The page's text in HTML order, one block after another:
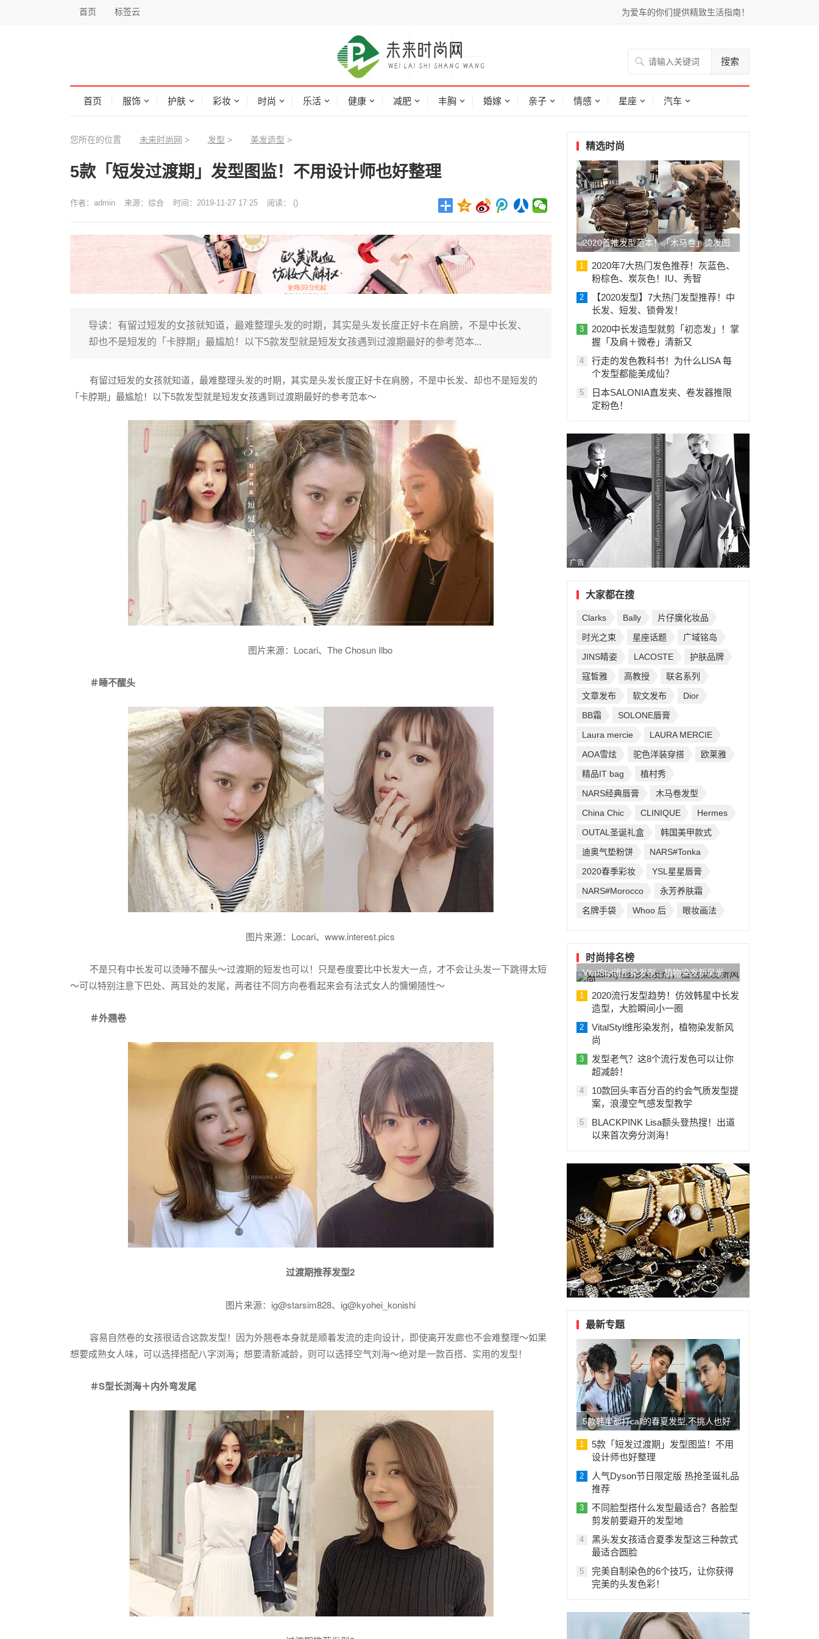
首页 标签云 为爱车的你们提供精致生活指南！
搜索
首页 服饰 护肤 彩妆 时尚 乐活 健康 减肥 丰胸 婚嫁 亲子 情感 星座 汽车
您所在的位置 未来时尚网 > 发型 > 美发造型 >
5款「短发过渡期」发型图监！不用设计师也好整理
作者： admin 来源： 综合 时间：2019-11-27 17:25 阅读： ()
导读：有留过短发的女孩就知道，最难整理头发的时期，其实是头发长度正好卡在肩膀，不是中长发、
却也不是短发的「卡脖期」最尴尬！以下5款发型就是短发女孩遇到过渡期最好的参考范本...
有留过短发的女孩就知道，最难整理头发的时期，其实是头发长度正好卡在肩膀，不是中长发、却也不是短发的
「卡脖期」最尴尬！以下5款发型就是短发女孩遇到过渡期最好的参考范本～
图片来源：Locari、The Chosun Ilbo
＃睡不醒头
图片来源：Locari、www.interest.pics
不是只有中长发可以烫睡不醒头～过渡期的短发也可以！只是卷度要比中长发大一点，才不会让头发一下跳得太短
～可以特别注意下巴处、两耳处的发尾，两者往不同方向卷看起来会有法式女人的慵懒随性～
＃外翘卷
过渡期推荐发型2
图片来源：ig@starsim828、ig@kyohei_konishi
容易自然卷的女孩很适合这款发型！因为外翘卷本身就是顺着发流的走向设计，即使离开发廊也不会难整理～如果
想要成熟女人味，可以选择搭配八字浏海；想要清新减龄，则可以选择空气刘海～绝对是一款百搭、实用的发型！
＃S型长浏海＋内外弯发尾
精选时尚
2020首推发型范本！「木马卷」烫发图
监
1
2020年7大热门发色推荐！灰蓝色、
粉棕色、炭灰色！IU、秀智
2
【2020发型】7大热门发型推荐！中
长发、短发、锁骨发！
3
2020中长发造型就剪「初恋发」！掌
握「及肩＋微卷」清新又
4
行走的发色教科书！为什么LISA 每
个发型都能美成仙？
5
日本SALONIA直发夹、卷发器推限
定粉色！
广告
大家都在搜
Clarks Bally
片仔癀化妆品
时光之束
星座话题
广域铭岛
JINS睛姿
LACOSTE
护肤品牌
寇皙雅
高教授
联名系列
文章发布
软文发布
Dior
BB霜
SOLONE唇膏
Laura mercie
LAURA MERCIE
AOA雪炫
驼色洋装穿搭
欧莱雅
精品IT bag
植村秀
NARS经典唇膏
木马卷发型
China Chic
CLINIQUE
Hermes
OUTAL圣诞礼盒
韩国美甲款式
迪奥气垫粉饼
NARS#Tonka
2020春季彩妆
YSL星星唇膏
NARS#Morocco
永芳养肤霜
名牌手袋
Whoo 后 眼妆画法
时尚排名榜
VitalStyl维彤染发剂，植物染发新风尚
1
2020流行发型趋势！仿效韩星中长发
造型，大脸瞬间小一圈
2
VitalStyl维彤染发剂，植物染发新风
尚
3
发型老气？这8个流行发色可以让你
超减龄！
4
10款回头率百分百的约会气质发型提
案，浪漫空气感发型教学
5
BLACKPINK Lisa额头登热搜！出道
以来首次旁分浏海！
广告
最新专题
5款韩星都打call的春夏发型,不挑人也好
整
1
5款「短发过渡期」发型图监！不用
设计师也好整理
2
人气Dyson节日限定版 热抢圣诞礼品
推荐
3
不同脸型搭什么发型最适合？各脸型
剪发前要避开的发型地
4
黑头发女孩适合夏季发型这三种款式
最适合圆脸
5
完美自制染色的6个技巧，让你获得
完美的头发色彩！